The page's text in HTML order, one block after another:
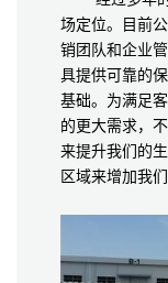
场定位。目前
销团队和企业
具提供可靠的
基础。为满足
的更大需求，
来提升我们的
区域来增加我